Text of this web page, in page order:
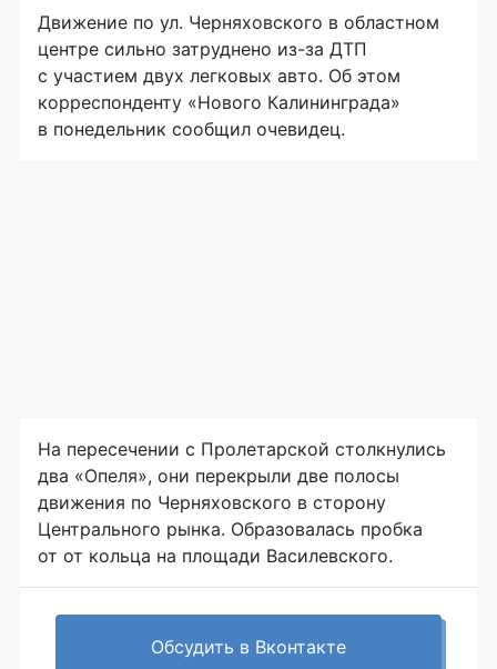
Движение по ул. Черняховского в областном
центре сильно затруднено из-за ДТП
с участием двух легковых авто. Об этом
корреспонденту «Нового Калининграда»
в понедельник сообщил очевидец.
На пересечении с Пролетарской столкнулись
два «Опеля», они перекрыли две полосы
движения по Черняховского в сторону
Центрального рынка. Образовалась пробка
от от кольца на площади Василевского.
Обсудить в Вконтакте